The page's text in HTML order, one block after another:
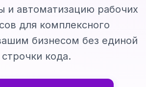
и автоматизацию рабочих
для комплексного
бизнесом без единой
строчки кода.